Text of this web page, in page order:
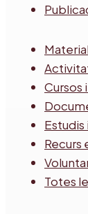
Cursos
Recurs
Totes